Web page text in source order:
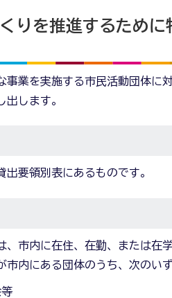
りを推進するために
事業を実施する市民活動団体に
出します。
要領別表にあるものです。
、市内に在住、在勤、または在
市内にある団体のうち、次のい